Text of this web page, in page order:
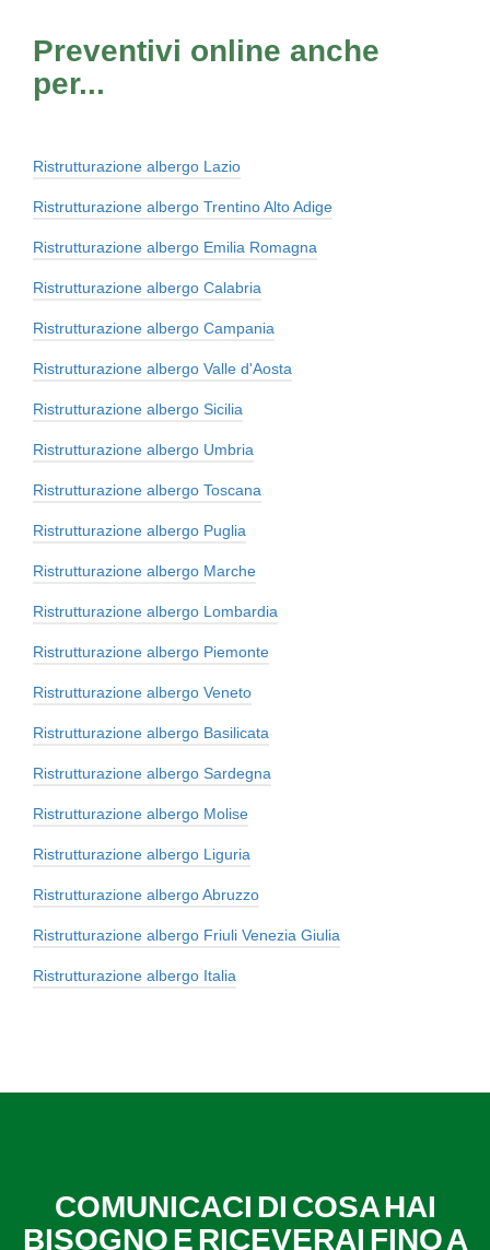
Preventivi online anche
per...
Ristrutturazione albergo Lazio
Ristrutturazione albergo Trentino Alto Adige
Ristrutturazione albergo Emilia Romagna
Ristrutturazione albergo Calabria
Ristrutturazione albergo Campania
Ristrutturazione albergo Valle d'Aosta
Ristrutturazione albergo Sicilia
Ristrutturazione albergo Umbria
Ristrutturazione albergo Toscana
Ristrutturazione albergo Puglia
Ristrutturazione albergo Marche
Ristrutturazione albergo Lombardia
Ristrutturazione albergo Piemonte
Ristrutturazione albergo Veneto
Ristrutturazione albergo Basilicata
Ristrutturazione albergo Sardegna
Ristrutturazione albergo Molise
Ristrutturazione albergo Liguria
Ristrutturazione albergo Abruzzo
Ristrutturazione albergo Friuli Venezia Giulia
Ristrutturazione albergo Italia
COMUNICACI DI COSA HAI
BISOGNO E RICEVERAI FINO A